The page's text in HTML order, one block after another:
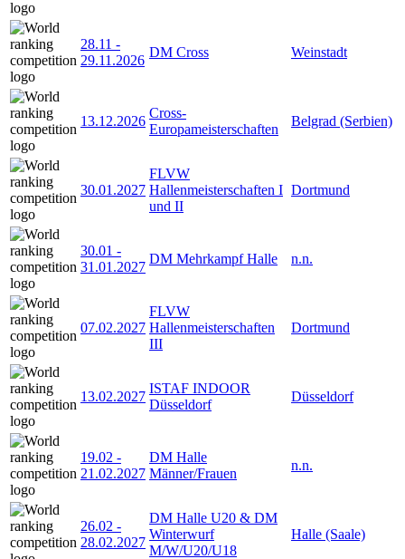
28.11 -
29.11.2026
DM Cross Weinstadt
13.12.2026
Cross-
Europameisterschaften
Belgrad (Serbien)
30.01.2027
FLVW
Hallenmeisterschaften I
und II
Dortmund
30.01 -
31.01.2027
DM Mehrkampf Halle n.n.
07.02.2027
FLVW
Hallenmeisterschaften
III
Dortmund
13.02.2027
ISTAF INDOOR
Düsseldorf
Düsseldorf
19.02 -
21.02.2027
DM Halle
Männer/Frauen
n.n.
26.02 -
28.02.2027
DM Halle U20 & DM
Winterwurf
M/W/U20/U18
Halle (Saale)